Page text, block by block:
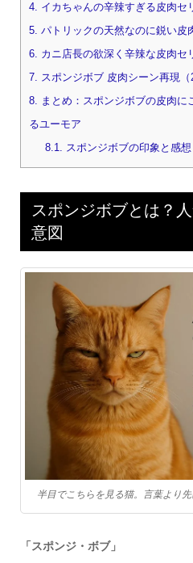
4. イカちゃんの辛辣すぎる皮肉セ
5. パトリックの天然なのに鋭い皮
6. カニ店長の欲深く辛辣な皮肉セ
7. スポンジボブ 皮肉シーン再現（
8. まとめ：スポンジボブの皮肉に
るユーモア
8.1. スポンジボブの印象と感想
スポンジボブとは？
意図
半目でこちらを見る猫。言葉より先
「スポンジ・ボブ」